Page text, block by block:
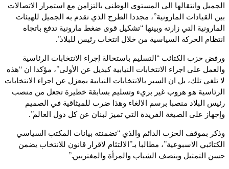
الجميل وانتقالها الى المستوى الوطني بالتزامن مع استمرار الاتصالات
بين القيادات المارونية”، مجددا الطرح الذي تقدم به الجميل للهيئات
المارونية التي زارته وبينها “تشكيل قوى ضغط مارونية تدفع باتجاه
انتظام الحركة السياسية من خلال انتخاب رئيس للبلاد”.
ورفض حزب الكتائب “التسليم باستحالة إجراء الانتخابات الرئاسية
والعمل على اجراء الانتخابات النيابية كبديل عن الأولى”، مؤكدا ان “هذه
لا تلغي تلك، بل ان السير بالانتخابات النيابية بمعزل عن اجراء الانتخابات
الرئاسية هو هروب غير بريء وتسليم بسابقة خطيرة تجعل من منصب
رئيس البلاد منصبا برسم الالغاء وهذا ضرب للميثاقية في الصميم
وإجهاز على الصيغة الفريدة التي تميز لبنان عن كل دول العالم”.
وذكر بموقف الحزب الدائم والذي “تضمنته بيانات المكتب السياسي
الكتائبي الاسبوعية”، مطالبا بـ”الالتئام لاقرار قانون للانتخاب يضمن
حسن التمثيل وينصف الشباب والمرأة والمغتربين.”